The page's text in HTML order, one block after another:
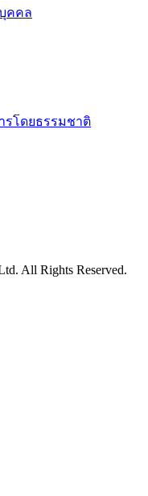
คคล
รโดยธรรมชาติ
All Rights Reserved.